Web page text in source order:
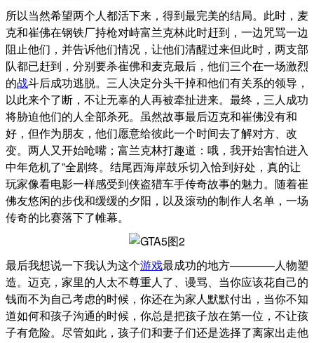
所以当然希望两个人都活下来，得到最完美的结局。此时，麦
克和崔佛在钢铁厂持枪对峙富兰克林此时赶到，一边咒骂一边
阻止他们，并告诉他们情况，让他们清醒过来但此时，两支部
队都已赶到，分别要杀崔佛和麦克最后，他们三个在一场激烈
的战斗后成功逃脱。三人决定分头干掉和他们有关系的领导，
以此来个了断，不让无辜的人再被牵扯进来。最终，三人成功
将胁迫他们的人全部杀死。虽然故事最后迈克和崔佛没有和
好，但作为朋友，他们愿意给彼此一个时间去了解对方、改
变。两人又开始呛嘴；富兰克林打趣道：哦，我开始害怕进入
中年危机了”全剧终。结尾西海岸鼓乐切入恰到好处，真的让
玩家像看电影一样感受到侠盗猎车手传奇故事的魅力。随着崔
佛友悠闲的步伐和缓缓的夕阳，以及滚动的制作人名单，一场
传奇的比赛落下了帷幕。
最后我想说一下我认为这个游戏最成功的地方————人物塑
造。迈克，家里的人太不尊重人了、谩骂、当你应该花自己的
钱而不为自己考虑的时候，你还在为家人默默付出，当你不知
道如何和孩子沟通的时候，你总是把孩子放在第一位，不让孩
子有危险。尽管如此，孩子们和妻子们还是选择了离家出走他